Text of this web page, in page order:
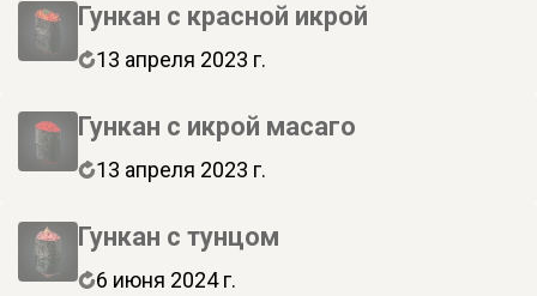
Гункан с красной икрой
13 апреля 2023 г.
Гункан с икрой масаго
13 апреля 2023 г.
Гункан с тунцом
6 июня 2024 г.